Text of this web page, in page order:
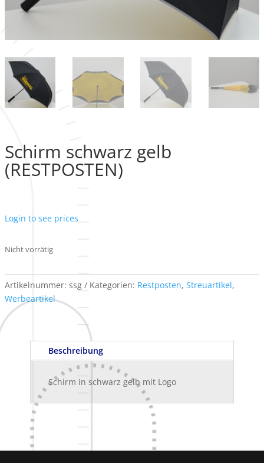
Schirm schwarz gelb
(RESTPOSTEN)
Login to see prices
Nicht vorrätig
Artikelnummer: ssg Kategorien: Restposten, Streuartikel,
Werbeartikel
Beschreibung
Schirm in schwarz gelb mit Logo